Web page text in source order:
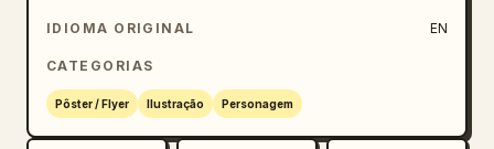
IDIOMA ORIGINAL EN
CATEGORIAS
Pôster / Flyer Ilustração Personagem